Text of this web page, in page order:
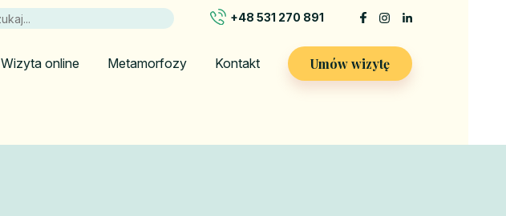
+48 531 270 891
Wizyta online Metamorfozy Kontakt Umów wizytę